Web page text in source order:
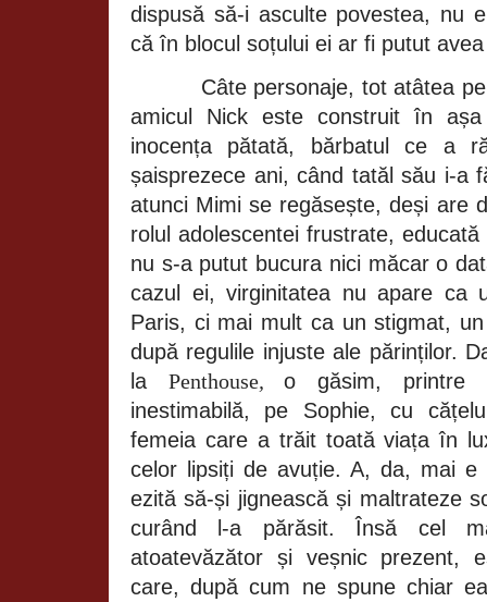
dispusă să-i asculte povestea, nu
că în blocul soțului ei ar fi putut
Câte personaje, tot atâtea
amicul Nick este construit în
inocența pătată, bărbatul ce a
șaisprezece ani, când tatăl său i-a
atunci Mimi se regăsește, deși are
rolul adolescentei frustrate,
nu s-a putut bucura nici măcar o
cazul ei, virginitatea nu apare ca
Paris, ci mai mult ca un stigmat,
după regulile injuste ale părinților.
la Penthouse,o găsim, printre
inestimabilă, pe Sophie, cu
femeia care a trăit toată viața în
celor lipsiți de avuție. A, da, mai e
ezită să-și jignească și maltrateze
curând l-a părăsit. Însă cel
atoatevăzător și veșnic prezent,
care, după cum ne spune chiar